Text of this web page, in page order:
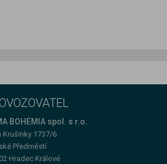
BOHEMIA spol. s r.o.
Krušinky 1737/6
Předměstí
Hradec Králové